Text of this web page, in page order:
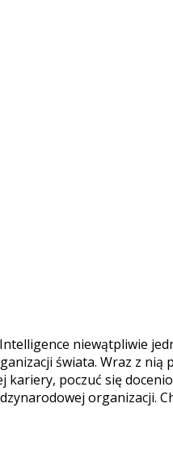
niewątpliwie
świata. Wraz z nią
kariery, poczuć się
organizacji.